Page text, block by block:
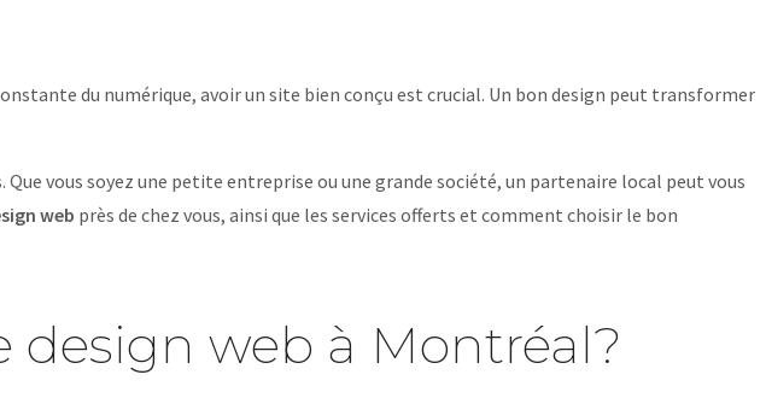
du numérique, avoir un site bien conçu est crucial. Un bon design peut transformer
vous soyez une petite entreprise ou une grande société, un partenaire local peut vous
web près de chez vous, ainsi que les services offerts et comment choisir le bon
web à Montréal?